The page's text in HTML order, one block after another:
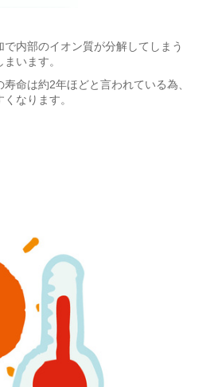
内部のイオン質が分解してしまう
います。
命は約2年ほどと言われている為、
なります。